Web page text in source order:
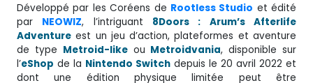
Développé par les Coréens de Rootless Studio et édité
par NEOWIZ, l’intriguant 8Doors : Arum’s Afterlife
Adventure est un jeu d’action, plateformes et aventure
de type Metroid-likeou Metroidvania, disponible sur
l’eShop de la Nintendo Switch depuis le 20 avril 2022 et
dont une édition physique limitée peut être